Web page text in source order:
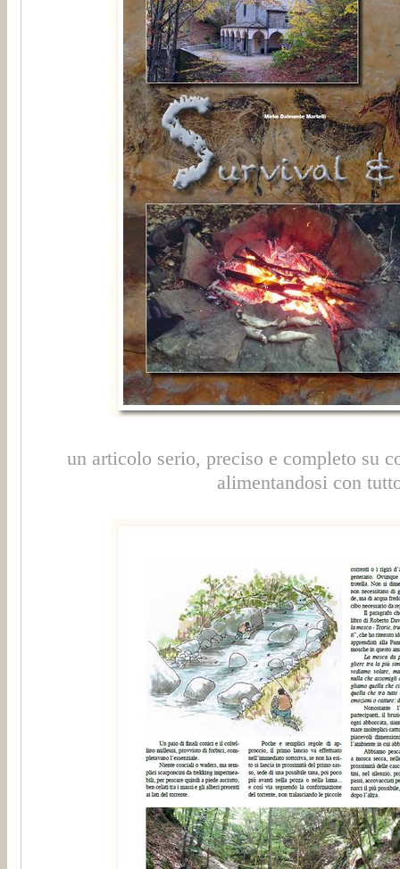
un articolo serio, preciso e completo su
alimentandosi con